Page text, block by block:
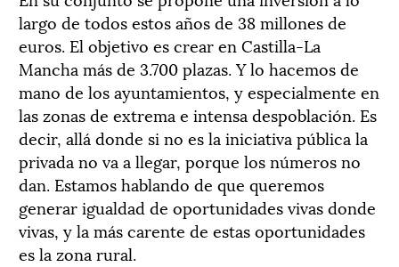
largo de todos estos años de 38 millones de
euros. El objetivo es crear en Castilla-La
Mancha más de 3.700 plazas. Y lo hacemos de
mano de los ayuntamientos, y especialmente en
las zonas de extrema e intensa despoblación. Es
decir, allá donde si no es la iniciativa pública la
privada no va a llegar, porque los números no
dan. Estamos hablando de que queremos
generar igualdad de oportunidades vivas donde
vivas, y la más carente de estas oportunidades
es la zona rural.